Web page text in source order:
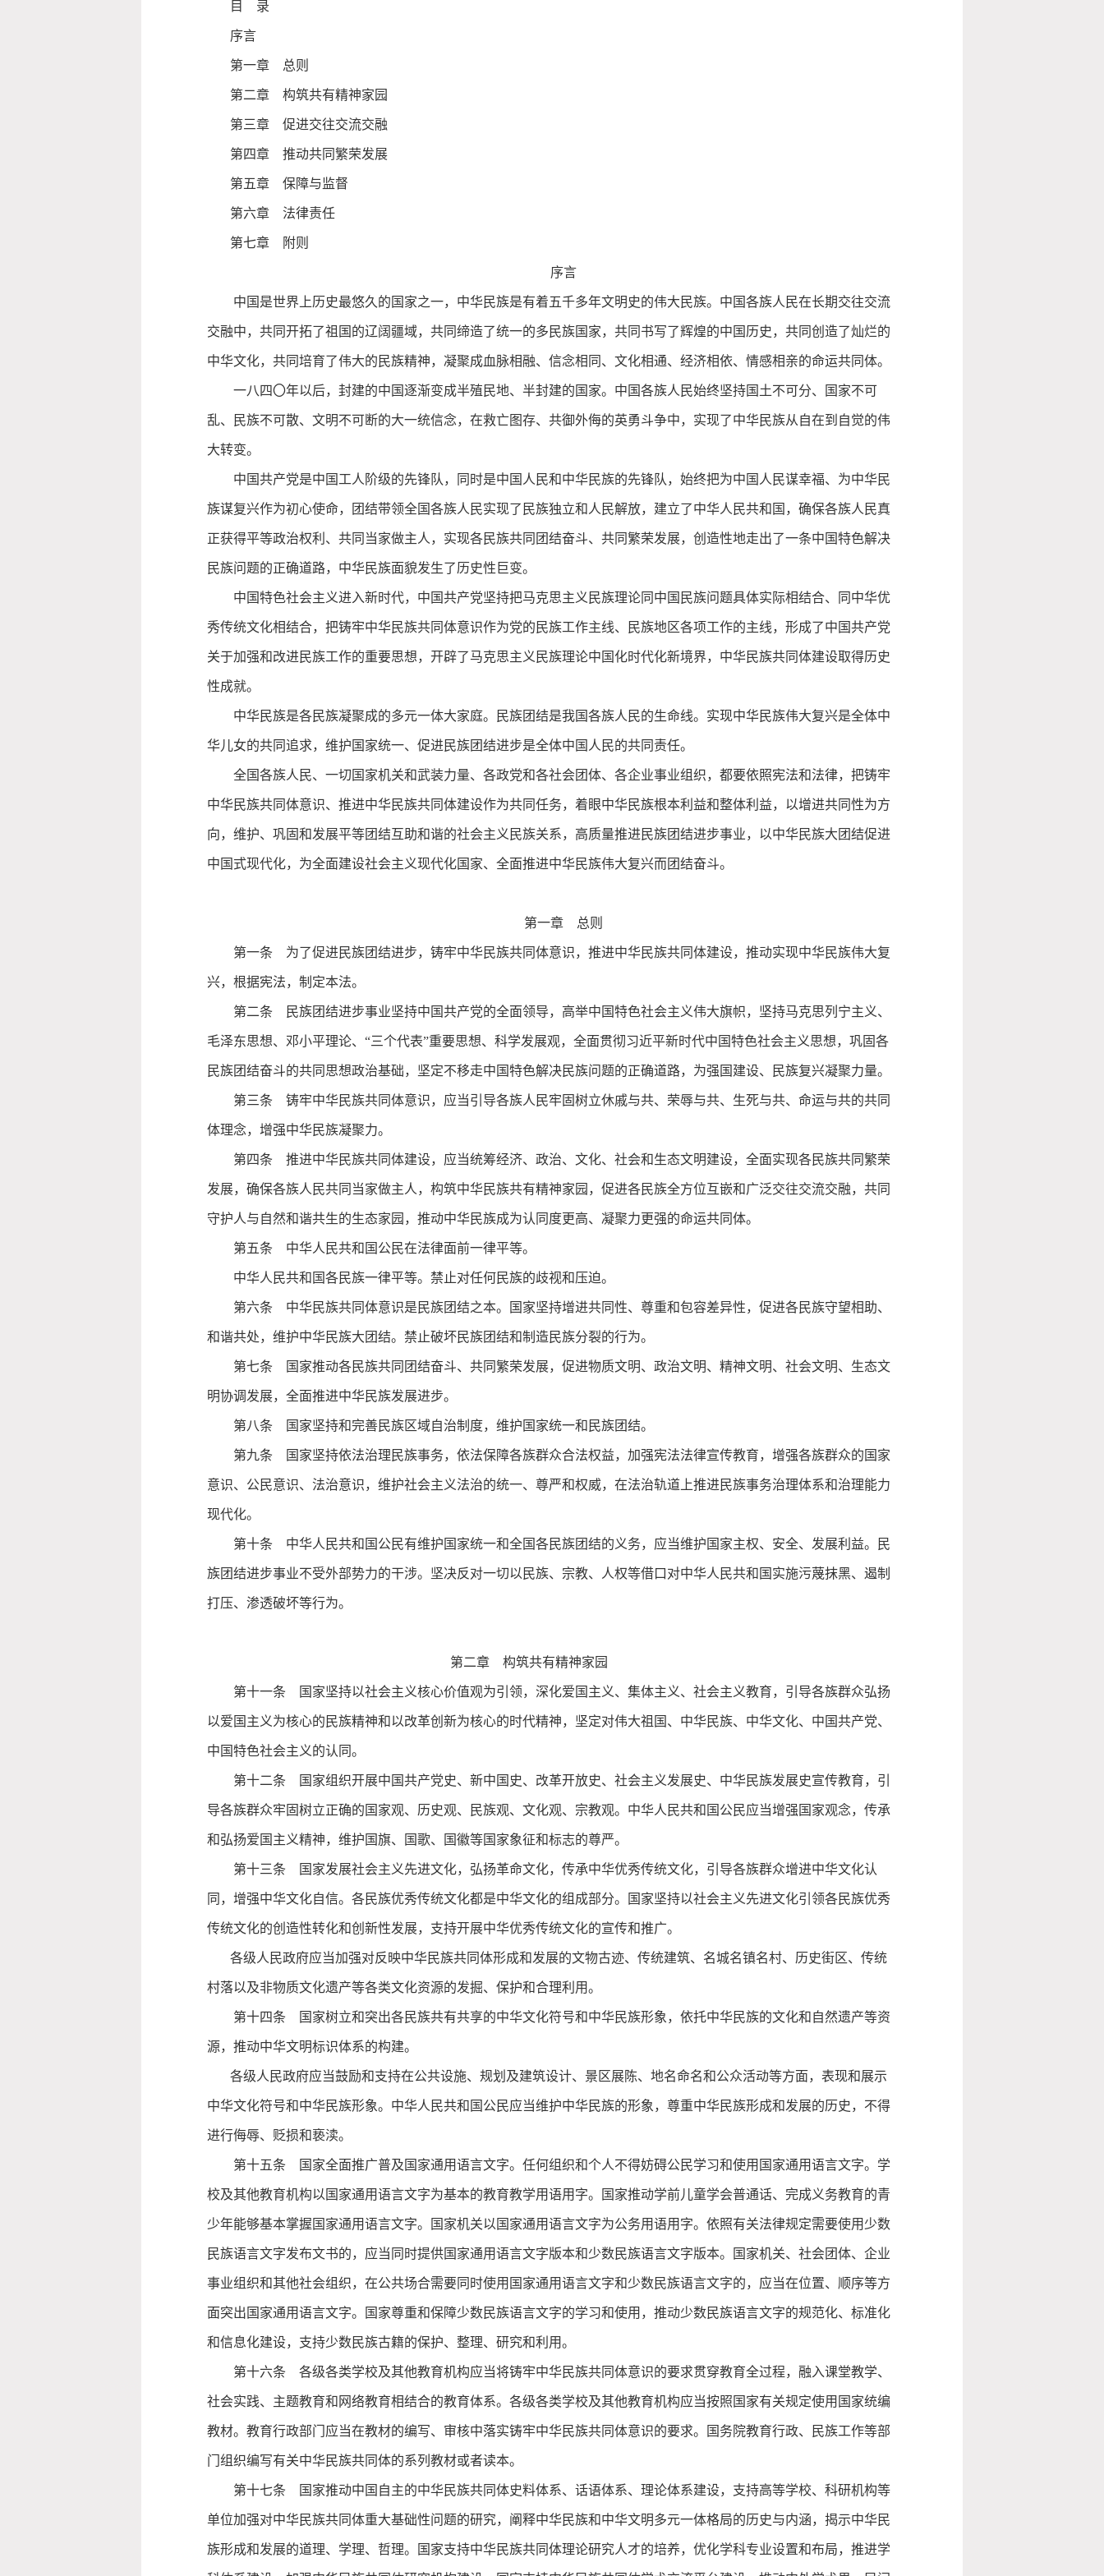
目 录
序言
第一章 总则
第二章 构筑共有精神家园
第三章 促进交往交流交融
第四章 推动共同繁荣发展
第五章 保障与监督
第六章 法律责任
第七章 附则
序言
中国是世界上历史最悠久的国家之一，中华民族是有着五千多年文明史的伟大民族。中国各族人民在长期交往交流
交融中，共同开拓了祖国的辽阔疆域，共同缔造了统一的多民族国家，共同书写了辉煌的中国历史，共同创造了灿烂的
中华文化，共同培育了伟大的民族精神，凝聚成血脉相融、信念相同、文化相通、经济相依、情感相亲的命运共同体。
一八四〇年以后，封建的中国逐渐变成半殖民地、半封建的国家。中国各族人民始终坚持国土不可分、国家不可
乱、民族不可散、文明不可断的大一统信念，在救亡图存、共御外侮的英勇斗争中，实现了中华民族从自在到自觉的伟
大转变。
中国共产党是中国工人阶级的先锋队，同时是中国人民和中华民族的先锋队，始终把为中国人民谋幸福、为中华民
族谋复兴作为初心使命，团结带领全国各族人民实现了民族独立和人民解放，建立了中华人民共和国，确保各族人民真
正获得平等政治权利、共同当家做主人，实现各民族共同团结奋斗、共同繁荣发展，创造性地走出了一条中国特色解决
民族问题的正确道路，中华民族面貌发生了历史性巨变。
中国特色社会主义进入新时代，中国共产党坚持把马克思主义民族理论同中国民族问题具体实际相结合、同中华优
秀传统文化相结合，把铸牢中华民族共同体意识作为党的民族工作主线、民族地区各项工作的主线，形成了中国共产党
关于加强和改进民族工作的重要思想，开辟了马克思主义民族理论中国化时代化新境界，中华民族共同体建设取得历史
性成就。
中华民族是各民族凝聚成的多元一体大家庭。民族团结是我国各族人民的生命线。实现中华民族伟大复兴是全体中
华儿女的共同追求，维护国家统一、促进民族团结进步是全体中国人民的共同责任。
全国各族人民、一切国家机关和武装力量、各政党和各社会团体、各企业事业组织，都要依照宪法和法律，把铸牢
中华民族共同体意识、推进中华民族共同体建设作为共同任务，着眼中华民族根本利益和整体利益，以增进共同性为方
向，维护、巩固和发展平等团结互助和谐的社会主义民族关系，高质量推进民族团结进步事业，以中华民族大团结促进
中国式现代化，为全面建设社会主义现代化国家、全面推进中华民族伟大复兴而团结奋斗。
第一章 总则
第一条 为了促进民族团结进步，铸牢中华民族共同体意识，推进中华民族共同体建设，推动实现中华民族伟大复
兴，根据宪法，制定本法。
第二条 民族团结进步事业坚持中国共产党的全面领导，高举中国特色社会主义伟大旗帜，坚持马克思列宁主义、
毛泽东思想、邓小平理论、“三个代表”重要思想、科学发展观，全面贯彻习近平新时代中国特色社会主义思想，巩固各
民族团结奋斗的共同思想政治基础，坚定不移走中国特色解决民族问题的正确道路，为强国建设、民族复兴凝聚力量。
第三条 铸牢中华民族共同体意识，应当引导各族人民牢固树立休戚与共、荣辱与共、生死与共、命运与共的共同
体理念，增强中华民族凝聚力。
第四条 推进中华民族共同体建设，应当统筹经济、政治、文化、社会和生态文明建设，全面实现各民族共同繁荣
发展，确保各族人民共同当家做主人，构筑中华民族共有精神家园，促进各民族全方位互嵌和广泛交往交流交融，共同
守护人与自然和谐共生的生态家园，推动中华民族成为认同度更高、凝聚力更强的命运共同体。
第五条 中华人民共和国公民在法律面前一律平等。
中华人民共和国各民族一律平等。禁止对任何民族的歧视和压迫。
第六条 中华民族共同体意识是民族团结之本。国家坚持增进共同性、尊重和包容差异性，促进各民族守望相助、
和谐共处，维护中华民族大团结。禁止破坏民族团结和制造民族分裂的行为。
第七条 国家推动各民族共同团结奋斗、共同繁荣发展，促进物质文明、政治文明、精神文明、社会文明、生态文
明协调发展，全面推进中华民族发展进步。
第八条 国家坚持和完善民族区域自治制度，维护国家统一和民族团结。
第九条 国家坚持依法治理民族事务，依法保障各族群众合法权益，加强宪法法律宣传教育，增强各族群众的国家
意识、公民意识、法治意识，维护社会主义法治的统一、尊严和权威，在法治轨道上推进民族事务治理体系和治理能力
现代化。
第十条 中华人民共和国公民有维护国家统一和全国各民族团结的义务，应当维护国家主权、安全、发展利益。 民
族团结进步事业不受外部势力的干涉。坚决反对一切以民族、宗教、人权等借口对中华人民共和国实施污蔑抹黑、遏制
打压、渗透破坏等行为。
第二章 构筑共有精神家园
第十一条 国家坚持以社会主义核心价值观为引领，深化爱国主义、集体主义、社会主义教育，引导各族群众弘扬
以爱国主义为核心的民族精神和以改革创新为核心的时代精神，坚定对伟大祖国、中华民族、中华文化、中国共产党、
中国特色社会主义的认同。
第十二条 国家组织开展中国共产党史、新中国史、改革开放史、社会主义发展史、中华民族发展史宣传教育，引
导各族群众牢固树立正确的国家观、历史观、民族观、文化观、宗教观。中华人民共和国公民应当增强国家观念，传承
和弘扬爱国主义精神，维护国旗、国歌、国徽等国家象征和标志的尊严。
第十三条 国家发展社会主义先进文化，弘扬革命文化，传承中华优秀传统文化，引导各族群众增进中华文化认
同，增强中华文化自信。各民族优秀传统文化都是中华文化的组成部分。国家坚持以社会主义先进文化引领各民族优秀
传统文化的创造性转化和创新性发展，支持开展中华优秀传统文化的宣传和推广。
各级人民政府应当加强对反映中华民族共同体形成和发展的文物古迹、传统建筑、名城名镇名村、历史街区、传统
村落以及非物质文化遗产等各类文化资源的发掘、保护和合理利用。
第十四条 国家树立和突出各民族共有共享的中华文化符号和中华民族形象，依托中华民族的文化和自然遗产等资
源，推动中华文明标识体系的构建。
各级人民政府应当鼓励和支持在公共设施、规划及建筑设计、景区展陈、地名命名和公众活动等方面，表现和展示
中华文化符号和中华民族形象。中华人民共和国公民应当维护中华民族的形象，尊重中华民族形成和发展的历史，不得
进行侮辱、贬损和亵渎。
第十五条 国家全面推广普及国家通用语言文字。任何组织和个人不得妨碍公民学习和使用国家通用语言文字。学
校及其他教育机构以国家通用语言文字为基本的教育教学用语用字。国家推动学前儿童学会普通话、完成义务教育的青
少年能够基本掌握国家通用语言文字。国家机关以国家通用语言文字为公务用语用字。依照有关法律规定需要使用少数
民族语言文字发布文书的，应当同时提供国家通用语言文字版本和少数民族语言文字版本。国家机关、社会团体、企业
事业组织和其他社会组织，在公共场合需要同时使用国家通用语言文字和少数民族语言文字的，应当在位置、顺序等方
面突出国家通用语言文字。国家尊重和保障少数民族语言文字的学习和使用，推动少数民族语言文字的规范化、标准化
和信息化建设，支持少数民族古籍的保护、整理、研究和利用。
第十六条 各级各类学校及其他教育机构应当将铸牢中华民族共同体意识的要求贯穿教育全过程，融入课堂教学、
社会实践、主题教育和网络教育相结合的教育体系。各级各类学校及其他教育机构应当按照国家有关规定使用国家统编
教材。教育行政部门应当在教材的编写、审核中落实铸牢中华民族共同体意识的要求。国务院教育行政、民族工作等部
门组织编写有关中华民族共同体的系列教材或者读本。
第十七条 国家推动中国自主的中华民族共同体史料体系、话语体系、理论体系建设，支持高等学校、科研机构等
单位加强对中华民族共同体重大基础性问题的研究，阐释中华民族和中华文明多元一体格局的历史与内涵，揭示中华民
族形成和发展的道理、学理、哲理。国家支持中华民族共同体理论研究人才的培养，优化学科专业设置和布局，推进学